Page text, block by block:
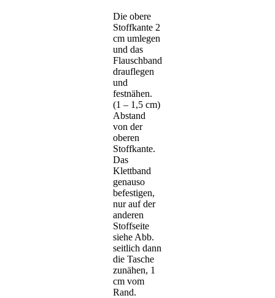
Die obere
Stoffkante 2
cm umlegen
und das
Flauschband
drauflegen
und
festnähen.
(1 – 1,5 cm)
Abstand
von der
oberen
Stoffkante.
Das
Klettband
genauso
befestigen,
nur auf der
anderen
Stoffseite
siehe Abb.
seitlich dann
die Tasche
zunähen, 1
cm vom
Rand.